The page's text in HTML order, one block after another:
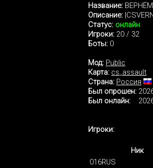
Название:
Описание:
Статус: онлайн
Игроки: 20 / 32
Боты: 0
Мод: Public
Карта: cs_assault
Страна: Россия
Был опрошен:
Был онлайн:
Игроки:
Ник
016RUS